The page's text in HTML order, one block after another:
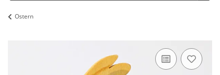
Ostern